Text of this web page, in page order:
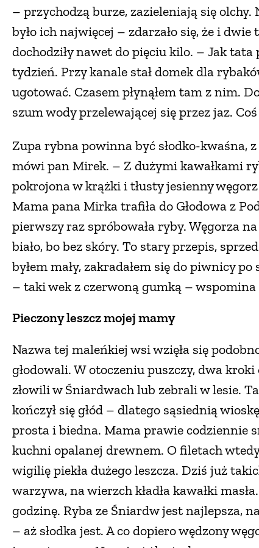
– przychodzą burze, zazieleniają się olchy.
było ich najwięcej – zdarzało się, że i
dochodziły nawet do pięciu kilo. – Jak tata
tydzień. Przy kanale stał domek dla
ugotować. Czasem płynąłem tam z nim.
szum wody przelewającej się przez jaz.
Zupa rybna powinna być słodko-kwaśna,
mówi pan Mirek. – Z dużymi kawałkami
pokrojona w krążki i tłusty jesienny
Mama pana Mirka trafiła do Głodowa z
pierwszy raz spróbowała ryby. Węgorza
biało, bo bez skóry. To stary przepis,
byłem mały, zakradałem się do piwnicy po
– taki wek z czerwoną gumką –
Pieczony leszcz mojej mamy
Nazwa tej maleńkiej wsi wzięła się
głodowali. W otoczeniu puszczy, dwa
złowili w Śniardwach lub zebrali w lesie.
kończył się głód – dlatego sąsiednią
prosta i biedna. Mama prawie codziennie
kuchni opalanej drewnem. O filetach
wigilię piekła dużego leszcza. Dziś już
warzywa, na wierzch kładła kawałki
godzinę. Ryba ze Śniardw jest najlepsza,
– aż słodka jest. A co dopiero wędzony